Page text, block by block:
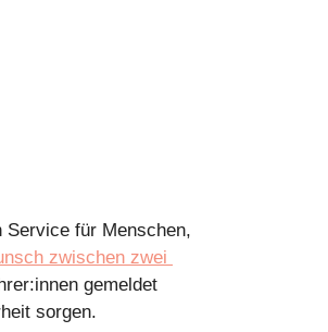
Service für Menschen,
zwischen zwei
gemeldet
sorgen.